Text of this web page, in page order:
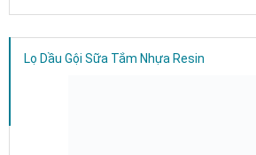
Lọ Dầu Gội Sữa Tắm Nhựa Resin